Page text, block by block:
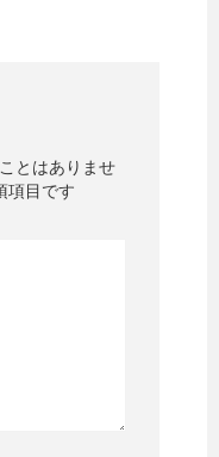
とはありませ
項目です